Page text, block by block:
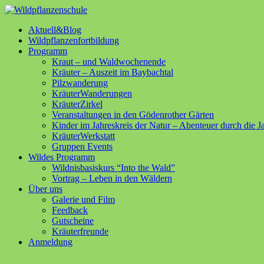
Aktuell&Blog
Wildpflanzenfortbildung
Programm
Kraut – und Waldwochenende
Kräuter – Auszeit im Baybachtal
Pilzwanderung
KräuterWanderungen
KräuterZirkel
Veranstaltungen in den Gödenrother Gärten
Kinder im Jahreskreis der Natur – Abenteuer durch die
KräuterWerkstatt
Gruppen Events
Wildes Programm
Wildnisbasiskurs “Into the Wald”
Vortrag – Leben in den Wäldern
Über uns
Galerie und Film
Feedback
Gutscheine
Kräuterfreunde
Anmeldung